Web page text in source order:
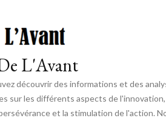
L'Avant
découvrir des informations et des
sur les différents aspects de
et la stimulation de l'action.